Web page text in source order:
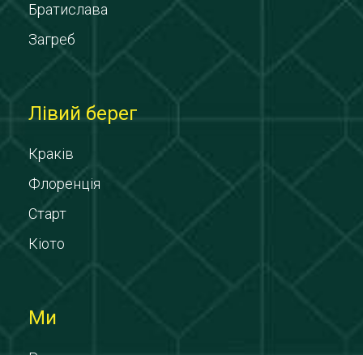
Братислава
Загреб
Лівий берег
Краків
Флоренція
Старт
Кіото
Ми